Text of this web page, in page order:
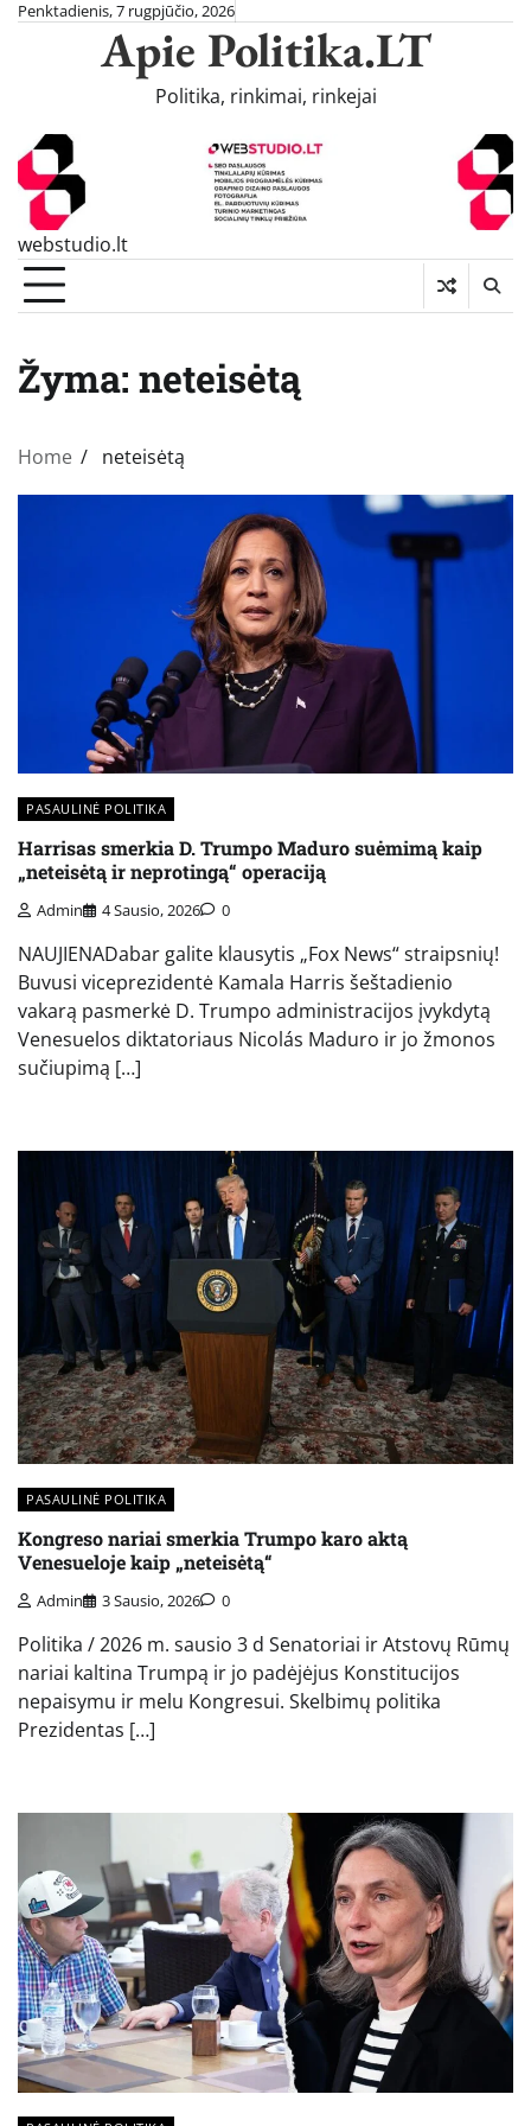
SkipPenktadienis, 7 rugpjūčio, 2026
Apie Politika.LT
Politika, rinkimai, rinkejai
webstudio.lt
Žyma: neteisėtą
Home neteisėtą
PASAULINĖ POLITIKA
Harrisas smerkia D. Trumpo Maduro suėmimą kaip
„neteisėtą ir neprotingą“ operaciją
Admin 4 Sausio, 2026 0
NAUJIENADabar galite klausytis „Fox News“ straipsnių!
Buvusi viceprezidentė Kamala Harris šeštadienio
vakarą pasmerkė D. Trumpo administracijos įvykdytą
Venesuelos diktatoriaus Nicolás Maduro ir jo žmonos
sučiupimą […]
PASAULINĖ POLITIKA
Kongreso nariai smerkia Trumpo karo aktą
Venesueloje kaip „neteisėtą“
Admin 3 Sausio, 2026 0
Politika / 2026 m. sausio 3 d Senatoriai ir Atstovų Rūmų
nariai kaltina Trumpą ir jo padėjėjus Konstitucijos
nepaisymu ir melu Kongresui. Skelbimų politika
Prezidentas […]